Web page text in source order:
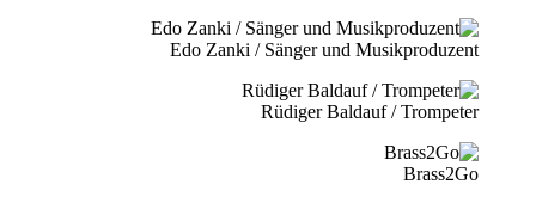
Edo Zanki / Sänger und Musikproduzent
Rüdiger Baldauf / Trompeter
Brass2Go